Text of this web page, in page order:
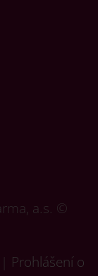
a.s. ©
Prohlášení o